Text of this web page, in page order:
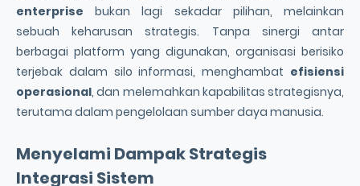
enterprise bukan lagi sekadar pilihan, melainkan
sebuah keharusan strategis. Tanpa sinergi antar
berbagai platform yang digunakan, organisasi berisiko
terjebak dalam silo informasi, menghambat efisiensi
operasional, dan melemahkan kapabilitas strategisnya,
terutama dalam pengelolaan sumber daya manusia.
Menyelami Dampak Strategis
Integrasi Sistem